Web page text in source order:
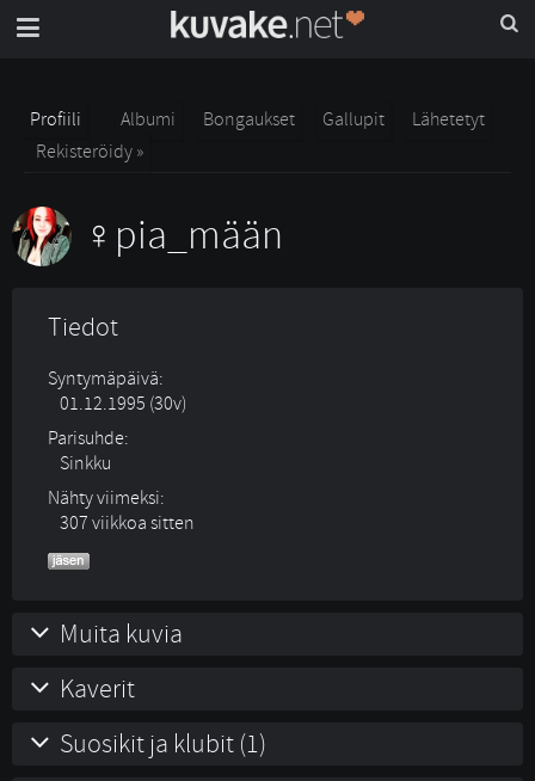
Profiili Albumi Bongaukset Gallupit
Lähetetyt
Rekisteröidy »
pia_mään
Tiedot
Syntymäpäivä:
01.12.1995 (30v)
Parisuhde:
Sinkku
Nähty viimeksi:
307 viikkoa sitten
Muita kuvia
Kaverit
Suosikit ja klubit (1)